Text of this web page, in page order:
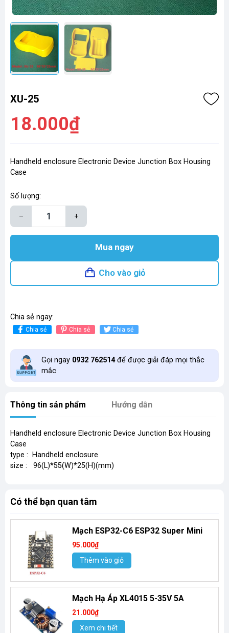
XU-25
18.000₫
Handheld enclosure Electronic Device Junction Box Housing
Case
Số lượng:
– +
Mua ngay
Cho vào giỏ
Chia sẻ ngay:
Chia sẻ Chia sẻ Chia sẻ
Gọi ngay 0932 762514để được giải đáp mọi thắc
mắc
Thông tin sản phẩm Hướng dẫn
Handheld enclosure Electronic Device Junction Box Housing
Case
type : Handheld enclosure
size : 96(L)*55(W)*25(H)(mm)
Có thể bạn quan tâm
Mạch ESP32-C6 ESP32 Super Mini
95.000₫
Thêm vào giỏ
Mạch Hạ Áp XL4015 5-35V 5A
21.000₫
Xem chi tiết